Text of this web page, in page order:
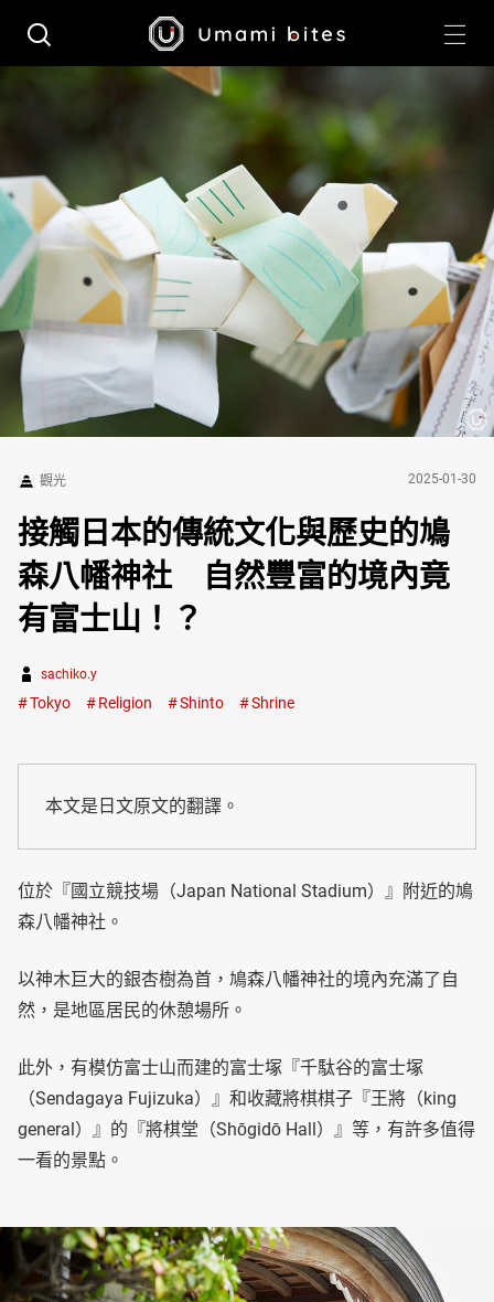
觀光 2025-01-30
接觸日本的傳統文化與歷史的鳩
森八幡神社 自然豐富的境內竟
有富士山！？
sachiko.y
Tokyo Religion Shinto Shrine
本文是日文原文的翻譯。
位於『國立競技場（Japan National Stadium）』附近的鳩
森八幡神社。
以神木巨大的銀杏樹為首，鳩森八幡神社的境內充滿了自
然，是地區居民的休憩場所。
此外，有模仿富士山而建的富士塚『千駄谷的富士塚
（Sendagaya Fujizuka）』和收藏將棋棋子『王將（king
general）』的『將棋堂（Shōgidō Hall）』等，有許多值得
一看的景點。